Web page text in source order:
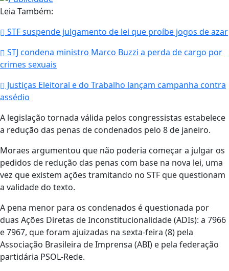
Leia Também:
STF suspende julgamento de lei que proíbe jogos de azar
STJ condena ministro Marco Buzzi a perda de cargo por
crimes sexuais
Justiças Eleitoral e do Trabalho lançam campanha contra
assédio
A legislação tornada válida pelos congressistas estabelece
a redução das penas de condenados pelo 8 de janeiro.
Moraes argumentou que não poderia começar a julgar os
pedidos de redução das penas com base na nova lei, uma
vez que existem ações tramitando no STF que questionam
a validade do texto.
A pena menor para os condenados é questionada por
duas Ações Diretas de Inconstitucionalidade (ADIs): a 7966
e 7967, que foram ajuizadas na sexta-feira (8) pela
Associação Brasileira de Imprensa (ABI) e pela federação
partidária PSOL-Rede.